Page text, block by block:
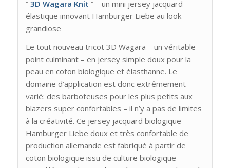
” 3D Wagara Knit ” – un mini jersey jacquard
élastique innovant Hamburger Liebe au look
grandiose
Le tout nouveau tricot 3D Wagara – un véritable
point culminant – en jersey simple doux pour la
peau en coton biologique et élasthanne. Le
domaine d’application est donc extrêmement
varié: des barboteuses pour les plus petits aux
blazers super confortables – il n’y a pas de limites
à la créativité. Ce jersey jacquard biologique
Hamburger Liebe doux et très confortable de
production allemande est fabriqué à partir de
coton biologique issu de culture biologique